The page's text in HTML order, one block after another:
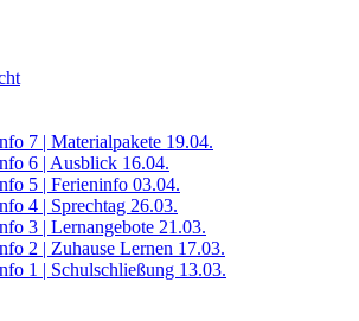
7 | Materialpakete 19.04.
6 | Ausblick 16.04.
5 | Ferieninfo 03.04.
4 | Sprechtag 26.03.
3 | Lernangebote 21.03.
2 | Zuhause Lernen 17.03.
1 | Schulschließung 13.03.